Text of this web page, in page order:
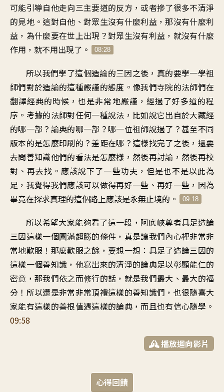
可能引導自他走向三主要道的反方，或者摻了很多不清淨
的見地。這對自他、對眾生沒有什麼利益，那沒有什麼利
益，為什麼要在世上出現？對眾生沒有利益，就沒有什麼
作用，就不用出現了。
08:28
所以我們學了這個造論的三因之後，真的要學一學祖
師們對於造論的這種嚴謹的態度。像我們寺院的法師們在
翻譯經典的時候，也是非常地嚴謹，經過了好多道的程
序。考據的法師對任何一種說法，比如說它出自於大藏經
的哪一部？論典的哪一部？哪一位祖師說過了？甚至不同
版本的是怎麼印刷的？差距在哪？這樣找完了之後，還要
去問善知識他們的看法是怎麼樣，然後再討論，然後再校
對、再去找。應該說下了一些功夫，但是也不是以此為
足，我覺得我們應該可以做得再好一些、再好一些，因為
畢竟在探求真理的這個路上應該是永無止境的。
09:18
所以希望大家能夠看了這一段，阿底峽尊者具足造論
三因這樣一個圓滿超勝的條件，真是讓我們內心裡非常非
常地歎服！那麼歎服之餘，要想一想：具足了造論三因的
這樣一個善知識，他寫出來的清淨的論典足以彰顯能仁的
密意，那我們依之而修行的話，就是我們最大、最大的福
分！所以還是非常非常頂禮這樣的善知識們，也很隨喜大
家能有這樣的善根值遇這樣的論典，而且也有信心隨學。
09:58
播放迴向影片
心得回饋